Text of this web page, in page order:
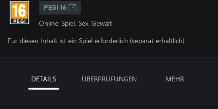
PEGI 16
Online-Spiel, Sex, Gewalt
Für diesen Inhalt ist ein Spiel erforderlich (separat erhältlich).
DETAILS ÜBERPRÜFUNGEN MEHR